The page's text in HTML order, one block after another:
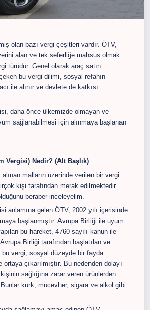
olan bazı vergi çeşitleri vardır. ÖTV,
alan ve tek seferliğe mahsus olmak
türüdür. Genel olarak araç satın
bu vergi dilimi, sosyal refahın
ile alınır ve devlete de katkısı
daha önce ülkemizde olmayan ve
sağlanabilmesi için alınmaya başlanan
Vergisi) Nedir? (Alt Başlık)
malların üzerinde verilen bir vergi
kişi tarafından merak edilmektedir.
beraber inceleyelim.
anlamına gelen ÖTV, 2002 yılı içerisinde
başlanmıştır. Avrupa Birliği ile uyum
bu hareket, 4760 sayılı kanun ile
Birliği tarafından başlatılan ve
bu vergi, sosyal düzeyde bir fayda
çıkarılmıştır. Bu nedenden dolayı
sağlığına zarar veren ürünlerden
Bunlar kürk, mücevher, sigara ve alkol gibi